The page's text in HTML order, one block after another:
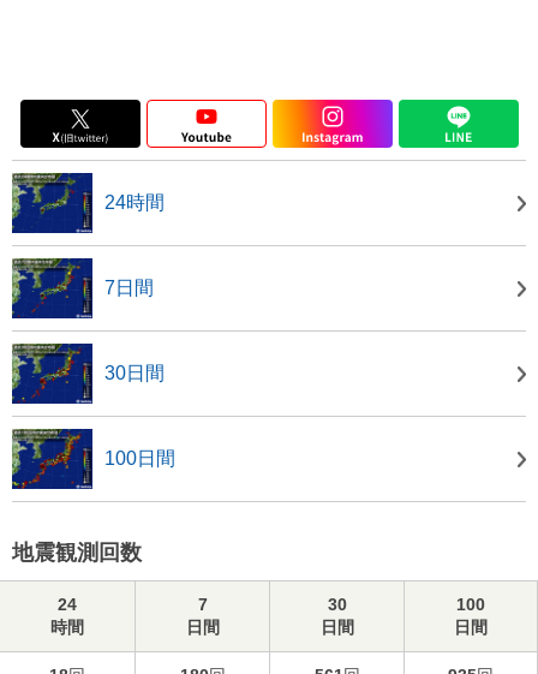
24時間
7日間
30日間
100日間
地震観測回数
24
時間
7
日間
30
日間
100
日間